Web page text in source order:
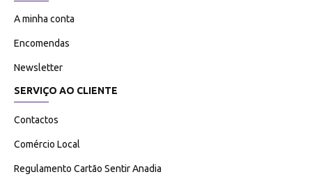
A minha conta
Encomendas
Newsletter
SERVIÇO AO CLIENTE
Contactos
Comércio Local
Regulamento Cartão Sentir Anadia